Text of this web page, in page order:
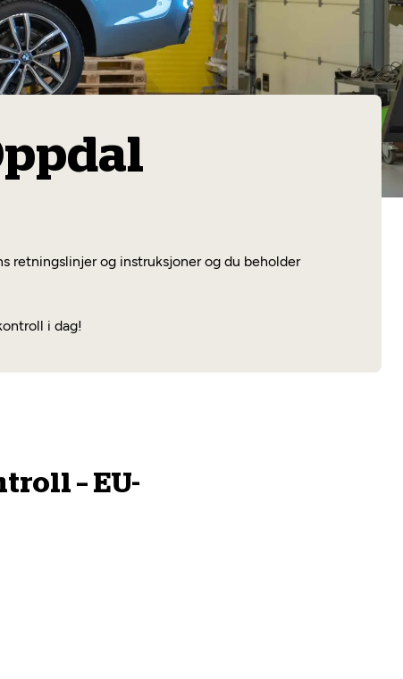
Mekonomen Fleet
Les mer
retningslinjer og instruksjoner og du beholder
i dag!
– EU-